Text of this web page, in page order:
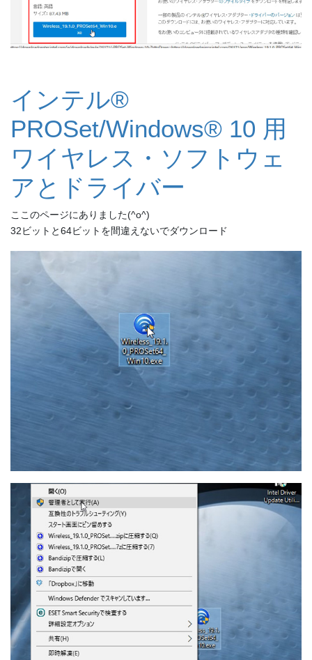
インテル®
PROSet/Windows® 10 用
ワイヤレス・ソフトウェ
アとドライバー
ここのページにありました(^o^)
32ビットと64ビットを間違えないでダウンロード